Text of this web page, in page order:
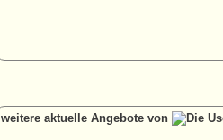
weitere aktuelle Angebote von